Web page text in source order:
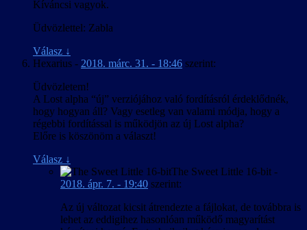
Kíváncsi vagyok.
Üdvözlettel: Zabla
Válasz ↓
Hexarius - 2018. márc. 31. - 18:46 szerint:
Üdvözletem!
A Lost alpha “új” verziójához való fordításról érdeklődnék,
hogy hogyan áll? Vagy esetleg van valami módja, hogy a
régebbi fordítással is működjön az új Lost alpha?
Előre is köszönöm a választ!
Válasz ↓
The Sweet Little 16-bit -
2018. ápr. 7. - 19:40 szerint:
Az új változat kicsit átrendezte a fájlokat, de továbbra is
lehet az eddigihez hasonlóan működő magyarítást